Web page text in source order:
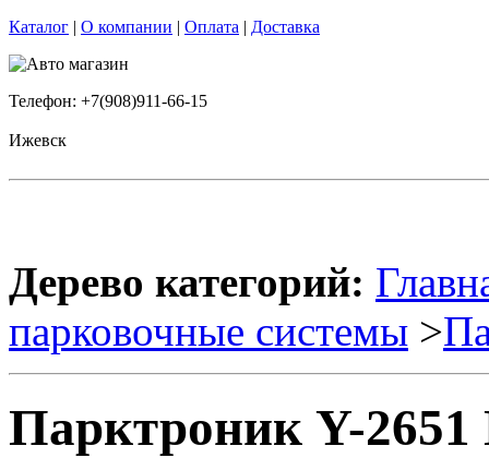
Каталог | О компании | Оплата | Доставка
Телефон: +7(908)911-66-15
Ижевск
Дерево категорий:
парковочные системы >
Парктроник Y-